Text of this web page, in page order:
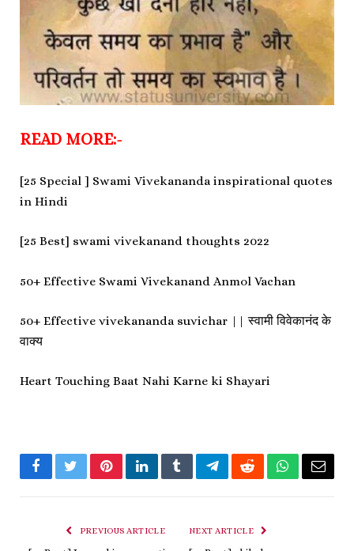
READ MORE:-
[25 Special ] Swami Vivekananda inspirational quotes
in Hindi
[25 Best] swami vivekanand thoughts 2022
50+ Effective Swami Vivekanand Anmol Vachan
50+ Effective vivekananda suvichar || स्वामी विवेकानंद के
वाक्य
Heart Touching Baat Nahi Karne ki Shayari
FacebookTwitterPinterestLinkedInTumblrTelegramRedditWhatsApp
Email
PREVIOUS ARTICLE NEXT ARTICLE